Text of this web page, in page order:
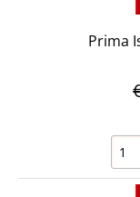
Prima